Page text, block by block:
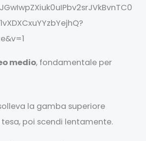
medio, fondamentale per
la gamba superiore
poi scendi lentamente.